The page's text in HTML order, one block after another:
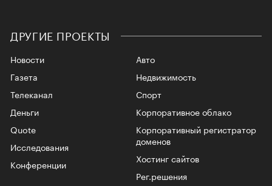
ДРУГИЕ ПРОЕКТЫ
Новости
Газета
Телеканал
Авто
Недвижимость
Спорт
Корпоративное облако
Корпоративный регистратор
доменов
Хостинг сайтов
Рег.решения
Деньги
Quote
Исследования
Конференции